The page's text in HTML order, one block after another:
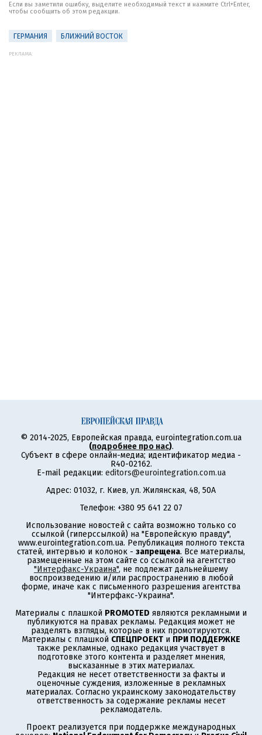
Если вы заметили ошибку, выделите необходимый текст и нажмите Ctrl+Enter,
чтобы сообщить об этом редакции.
ГЕРМАНИЯ БЛИЖНИЙ ВОСТОК
РЕКЛАМА:
© 2014-2025, Европейская правда, eurointegration.com.ua
(подробнее про нас).
Субъект в сфере онлайн-медиа; идентификатор медиа -
R40-02162.
E-mail редакции: editors@eurointegration.com.ua
Адрес: 01032, г. Киев, ул. Жилянская, 48, 50А
Телефон: +380 95 641 22 07
Использование новостей с сайта возможно только со
ссылкой (гиперссылкой) на "Европейскую правду",
www.eurointegration.com.ua. Републикация полного текста
статей, интервью и колонок - запрещена. Все материалы,
размещенные на этом сайте со ссылкой на агентство
"Интерфакс-Украина", не подлежат дальнейшему
воспроизведению и/или распространению в любой
форме, иначе как с письменного разрешения агентства
"Интерфакс-Украина".
Материалы с плашкой PROMOTED являются рекламными и
публикуются на правах рекламы. Редакция может не
разделять взгляды, которые в них промотируются.
Материалы с плашкой СПЕЦПРОЕКТ и ПРИ ПОДДЕРЖКЕ
также рекламные, однако редакция участвует в
подготовке этого контента и разделяет мнения,
высказанные в этих материалах.
Редакция не несет ответственности за факты и
оценочные суждения, изложенные в рекламных
материалах. Согласно украинскому законодательству
ответственность за содержание рекламы несет
рекламодатель.
Проект реализуется при поддержке международных